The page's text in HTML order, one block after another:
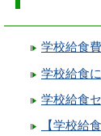
学校給食
学校給食
学校給食
【学校給